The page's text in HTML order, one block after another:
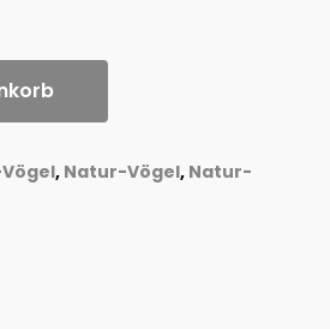
, Natur-Vögel, Natur-